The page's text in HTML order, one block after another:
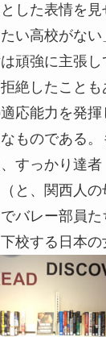
した表情を見
たい高校がな
頑強に主張
絶したこと
応能力を発揮
ものである
すっかり達
と、関西人
バレー部員た
校する日本の